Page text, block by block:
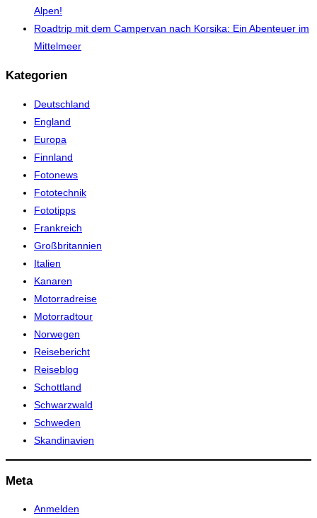
Alpen!
Roadtrip mit dem Campervan nach Korsika: Ein Abenteuer im
Mittelmeer
Kategorien
Deutschland
England
Europa
Finnland
Fotonews
Fototechnik
Fototipps
Frankreich
Großbritannien
Italien
Kanaren
Motorradreise
Motorradtour
Norwegen
Reisebericht
Reiseblog
Schottland
Schwarzwald
Schweden
Skandinavien
Meta
Anmelden